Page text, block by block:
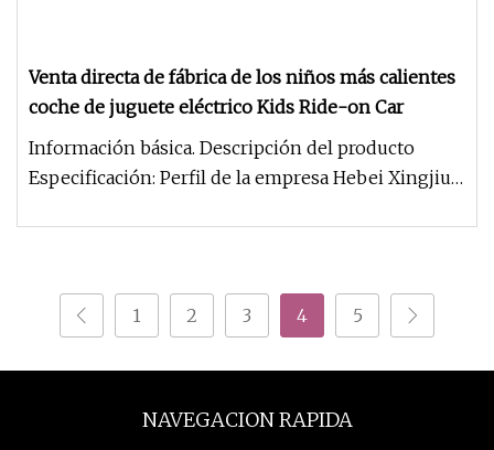
Venta directa de fábrica de los niños más calientes
coche de juguete eléctrico Kids Ride-on Car
Información básica. Descripción del producto
Especificación: Perfil de la empresa Hebei Xingjiu
1 2 3 4 5
NAVEGACION RAPIDA